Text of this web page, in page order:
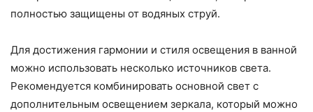
полностью защищены от водяных струй.
Для достижения гармонии и стиля освещения в ванной
можно использовать несколько источников света.
Рекомендуется комбинировать основной свет с
дополнительным освещением зеркала, который можно